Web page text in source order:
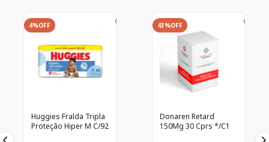
4%OFF
Huggies Fralda Tripla
Proteção Hiper M C/92
43%OFF
Donaren Retard
150Mg 30 Cprs */C1